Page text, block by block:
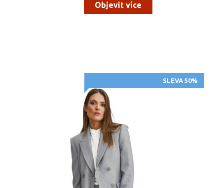
Objevit více
SLEVA 50%